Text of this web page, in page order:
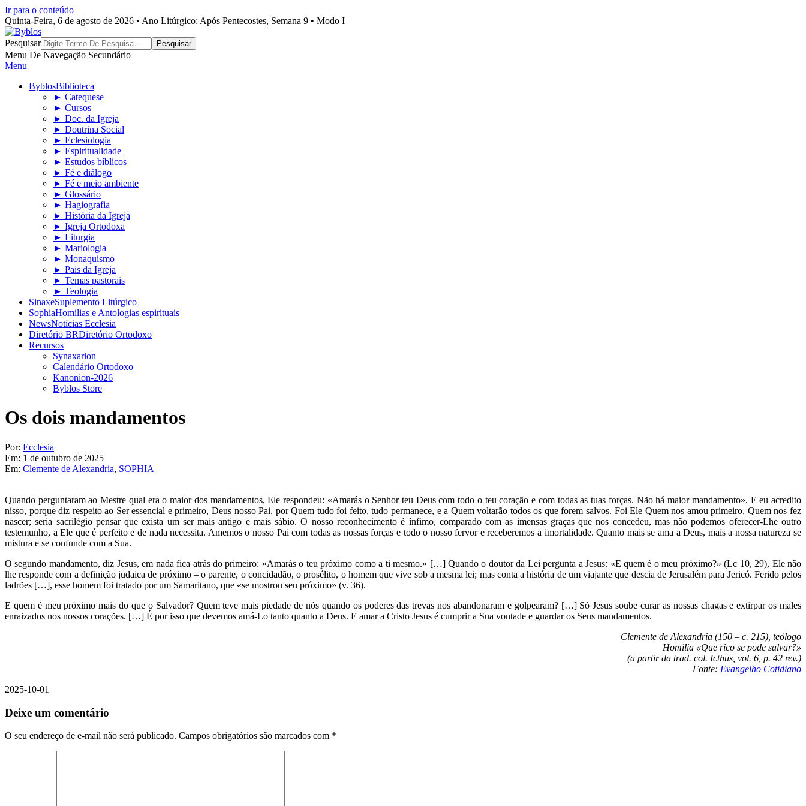
Ir para o conteúdo
Quinta-Feira, 6 de agosto de 2026 • Ano Litúrgico: Após Pentecostes, Semana 9 • Modo I
Byblos
Pesquisar
Menu De Navegação Secundário
Menu
ByblosBiblioteca
► Catequese
► Cursos
► Doc. da Igreja
► Doutrina Social
► Eclesiologia
► Espiritualidade
► Estudos bíblicos
► Fé e diálogo
► Fé e meio ambiente
► Glossário
► Hagiografia
► História da Igreja
► Igreja Ortodoxa
► Liturgia
► Mariologia
► Monaquismo
► Pais da Igreja
► Temas pastorais
► Teologia
SinaxeSuplemento Litúrgico
SophiaHomilias e Antologias espirituais
NewsNotícias Ecclesia
Diretório BRDiretório Ortodoxo
Recursos
Synaxarion
Calendário Ortodoxo
Kanonion-2026
Byblos Store
Os dois mandamentos
Por: Ecclesia
Em: 1 de outubro de 2025
Em: Clemente de Alexandria, SOPHIA
Quando perguntaram ao Mestre qual era o maior dos mandamentos, Ele respondeu: «Amarás o Senhor teu Deus com todo o teu coração e com todas as tuas forças. Não há maior mandamento». E eu acredito
nisso, porque diz respeito ao Ser essencial e primeiro, Deus nosso Pai, por Quem tudo foi feito, tudo permanece, e a Quem voltarão todos os que forem salvos. Foi Ele Quem nos amou primeiro, Quem nos fez
nascer; seria sacrilégio pensar que exista um ser mais antigo e mais sábio. O nosso reconhecimento é ínfimo, comparado com as imensas graças que nos concedeu, mas não podemos oferecer-Lhe outro
testemunho, a Ele que é perfeito e de nada necessita. Amemos o nosso Pai com todas as nossas forças e todo o nosso fervor e receberemos a imortalidade. Quanto mais se ama a Deus, mais a nossa natureza se
mistura e se confunde com a Sua.
O segundo mandamento, diz Jesus, em nada fica atrás do primeiro: «Amarás o teu próximo como a ti mesmo.» […] Quando o doutor da Lei pergunta a Jesus: «E quem é o meu próximo?» (Lc 10, 29), Ele não
lhe responde com a definição judaica de próximo – o parente, o concidadão, o prosélito, o homem que vive sob a mesma lei; mas conta a história de um viajante que descia de Jerusalém para Jericó. Ferido pelos
ladrões […], esse homem foi tratado por um Samaritano, que «se mostrou seu próximo» (v. 36).
E quem é meu próximo mais do que o Salvador? Quem teve mais piedade de nós quando os poderes das trevas nos abandonaram e golpearam? […] Só Jesus soube curar as nossas chagas e extirpar os males
enraizados nos nossos corações. […] É por isso que devemos amá-Lo tanto quanto a Deus. E amar a Cristo Jesus é cumprir a Sua vontade e guardar os Seus mandamentos.
Clemente de Alexandria (150 – c. 215), teólogo
Homilia «Que rico se pode salvar?»
(a partir da trad. col. Icthus, vol. 6, p. 42 rev.)
Fonte: Evangelho Cotidiano
2025-10-01
Deixe um comentário
O seu endereço de e-mail não será publicado. Campos obrigatórios são marcados com *